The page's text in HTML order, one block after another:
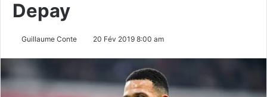
Depay
Guillaume Conte 20 Fév 2019 8:00 am